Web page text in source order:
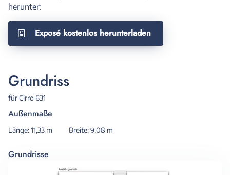
herunter:
Exposé kostenlos herunterladen
Grundriss
für Cirro 631
Außenmaße
Länge: 11,33 m Breite: 9,08 m
Grundrisse